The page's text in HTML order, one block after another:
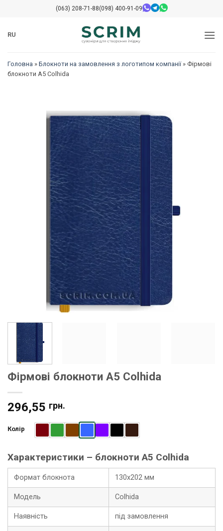
змісту
(063) 208-71-88(098) 400-91-09
RU
Головна » Блокноти на замовлення з логотипом компанії» Фірмові
блокноти A5 Colhida
Фірмові блокноти A5 Colhida
296,55 грн.
Колір
Характеристики – блокноти A5 Colhida
Формат блокнота 130х202 мм
Модель Colhida
Наявність під замовлення